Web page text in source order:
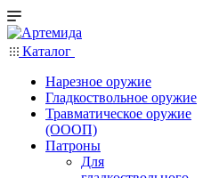
Каталог
Нарезное оружие
Гладкоствольное оружие
Травматическое оружие
(ОООП)
Патроны
Для